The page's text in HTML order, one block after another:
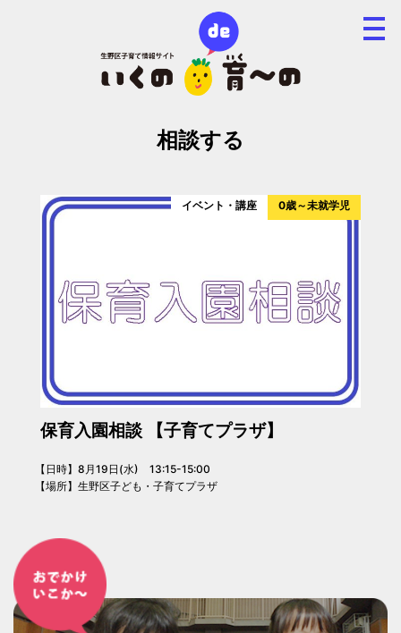
相談する
イベント・講座 0歳～未就学児
保育入園相談 【子育てプラザ】
【日時】8月19日(水) 13:15-15:00
【場所】生野区子ども・子育てプラザ